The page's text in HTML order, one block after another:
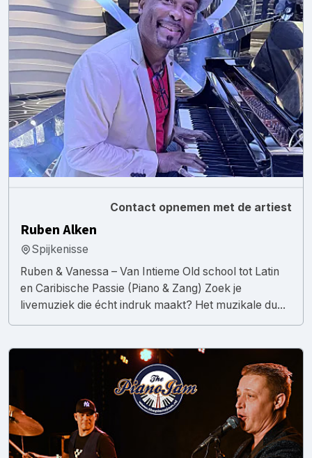
Contact opnemen met de artiest
Ruben Alken
Spijkenisse
Ruben & Vanessa – Van Intieme Old school tot Latin
en Caribische Passie (Piano & Zang) Zoek je
livemuziek die écht indruk maakt? Het muzikale du...